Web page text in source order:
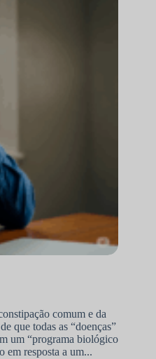
comum e da
que todas as “doenças”
um “programa biológico
em resposta a um...